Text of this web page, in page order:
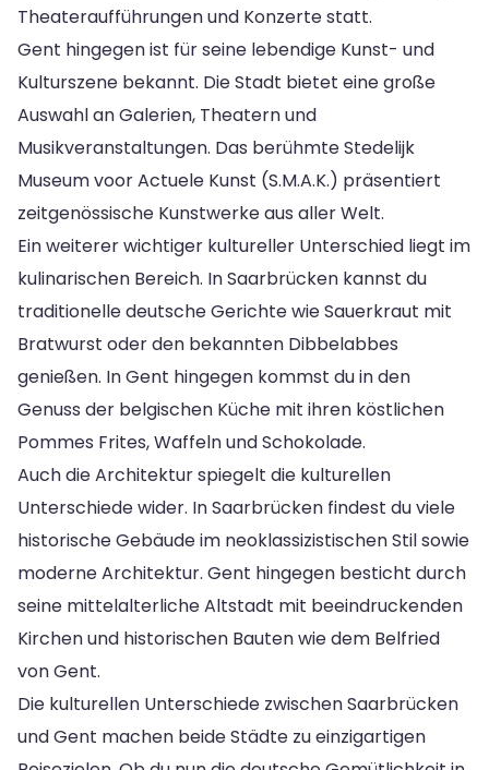
Theateraufführungen und Konzerte statt.
Gent hingegen ist für seine lebendige Kunst- und
Kulturszene bekannt. Die Stadt bietet eine große
Auswahl an Galerien, Theatern und
Musikveranstaltungen. Das berühmte Stedelijk
Museum voor Actuele Kunst (S.M.A.K.) präsentiert
zeitgenössische Kunstwerke aus aller Welt.
Ein weiterer wichtiger kultureller Unterschied liegt im
kulinarischen Bereich. In Saarbrücken kannst du
traditionelle deutsche Gerichte wie Sauerkraut mit
Bratwurst oder den bekannten Dibbelabbes
genießen. In Gent hingegen kommst du in den
Genuss der belgischen Küche mit ihren köstlichen
Pommes Frites, Waffeln und Schokolade.
Auch die Architektur spiegelt die kulturellen
Unterschiede wider. In Saarbrücken findest du viele
historische Gebäude im neoklassizistischen Stil sowie
moderne Architektur. Gent hingegen besticht durch
seine mittelalterliche Altstadt mit beeindruckenden
Kirchen und historischen Bauten wie dem Belfried
von Gent.
Die kulturellen Unterschiede zwischen Saarbrücken
und Gent machen beide Städte zu einzigartigen